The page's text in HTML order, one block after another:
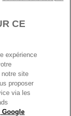
CE
expérience
notre site
proposer
via les
Google